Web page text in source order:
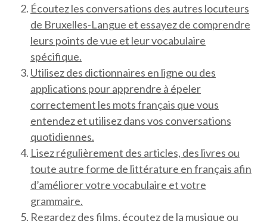
Écoutez les conversations des autres locuteurs
de Bruxelles-Langue et essayez de comprendre
leurs points de vue et leur vocabulaire
spécifique.
Utilisez des dictionnaires en ligne ou des
applications pour apprendre à épeler
correctement les mots français que vous
entendez et utilisez dans vos conversations
quotidiennes.
Lisez régulièrement des articles, des livres ou
toute autre forme de littérature en français afin
d’améliorer votre vocabulaire et votre
grammaire.
Regardez des films, écoutez de la musique ou